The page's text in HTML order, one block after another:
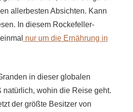
allerbesten Absichten. Kann
In diesem Rockefeller-
nur um die Ernährung in
in dieser globalen
wohin die Reise geht.
der größte Besitzer von